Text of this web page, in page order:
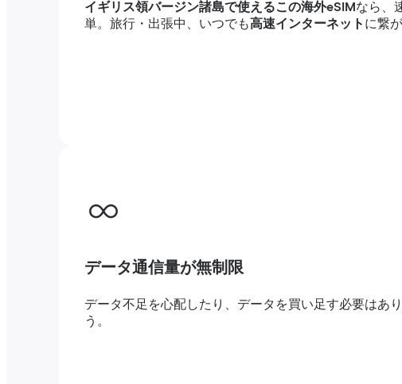
イギリス領バージン諸島で使えるこの海外eSIM なら、
単。旅行・出張中、いつでも高速インターネット に繋
データ通信量が無制限
データ不足を心配したり、データを買い足す必要はあ
う。